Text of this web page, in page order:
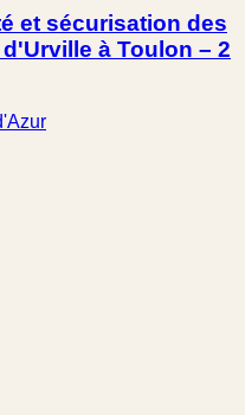
et sécurisation des
à Toulon – 2